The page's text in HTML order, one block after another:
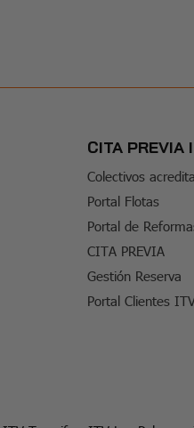
CITA PREVIA
Colectivos
Portal Flotas
Portal de
CITA PREVIA
Gestión Reserva
Portal Clientes